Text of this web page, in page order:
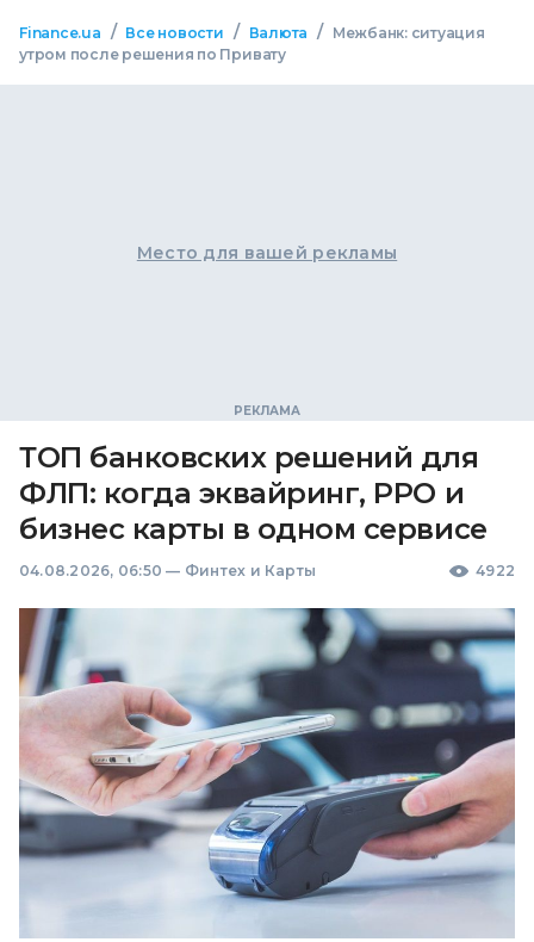
Finance.ua / Все новости / Валюта /
Межбанк: ситуация
утром после решения по Привату
Место для вашей рекламы
ТОП банковских решений для
ФЛП: когда эквайринг, РРО и
бизнес карты в одном сервисе
04.08.2026, 06:50 — Финтех и Карты 4922